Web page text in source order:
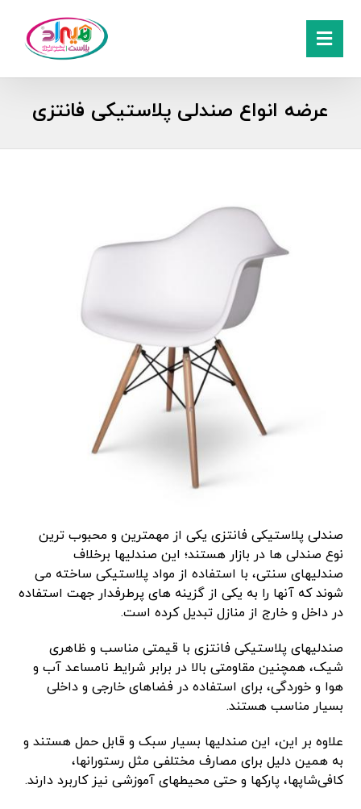
عرضه انواع صندلی پلاستیکی فانتزی
صندلی پلاستیکی فانتزی یکی از مهمترین و محبوب‌ ترین
نوع صندلی‌ ها در بازار هستند؛ این صندلیها برخلاف
صندلیهای سنتی، با استفاده از مواد پلاستیکی ساخته می‌
شوند که آنها را به یکی از گزینه‌ های پرطرفدار جهت استفاده
در داخل و خارج از منازل تبدیل کرده است.
صندلیهای پلاستیکی فانتزی با قیمتی مناسب و ظاهری
شیک، همچنین مقاومتی بالا در برابر شرایط نامساعد آب و
هوا و خوردگی، برای استفاده در فضاهای خارجی و داخلی
بسیار مناسب هستند.
علاوه بر این، این صندلیها بسیار سبک و قابل حمل هستند و
به همین دلیل برای مصارف مختلفی مثل رستورانها،
کافی‌شاپها، پارکها و حتی محیطهای آموزشی نیز کاربرد دارند.